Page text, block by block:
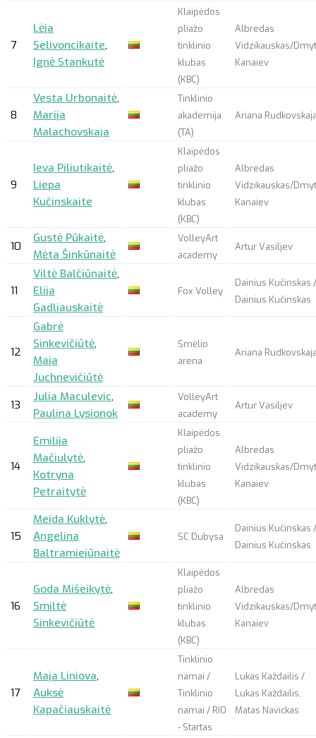
7
Lėja
Selivoncikaite,
Ignė Stankutė
Klaipėdos
pliažo
tinklinio
klubas
(KBC)
Albredas
Vidzikauskas/
Kanaiev
8
Vesta Urbonaitė,
Marija
Malachovskaja
Tinklinio
akademija
(TA)
Ariana
9
Ieva Piliutikaitė,
Liepa
Kučinskaite
Klaipėdos
pliažo
tinklinio
klubas
(KBC)
Albredas
Vidzikauskas/
Kanaiev
10
Gustė Pūkaitė,
Mėta Šinkūnaitė
VolleyArt
academy
Artur Vasiljev
11
Viltė Balčiūnaitė,
Elija
Gadliauskaitė
Fox Volley
Dainius Kučinskas /
Dainius Kučinskas
12
Gabrė
Sinkevičiūtė,
Maja
Juchnevičiūtė
Smėlio
arena
Ariana
13
Julia Maculevic,
Paulina Lysionok
VolleyArt
academy
Artur Vasiljev
14
Emilija
Mačiulytė,
Kotryna
Petraitytė
Klaipėdos
pliažo
tinklinio
klubas
(KBC)
Albredas
Vidzikauskas/
Kanaiev
15
Meida Kuklytė,
Angelina
Baltramiejūnaitė
SC Dubysa
Dainius Kučinskas /
Dainius Kučinskas
16
Goda Mišeikytė,
Smiltė
Sinkevičiūtė
Klaipėdos
pliažo
tinklinio
klubas
(KBC)
Albredas
Vidzikauskas/
Kanaiev
17
Maja Liniova,
Auksė
Kapačiauskaitė
Tinklinio
namai /
Tinklinio
namai / RIO
- Startas
Lukas Každailis /
Lukas Každailis,
Matas Navickas